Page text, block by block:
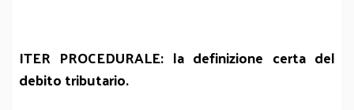
ITER PROCEDURALE: la definizione certa del
debito tributario.